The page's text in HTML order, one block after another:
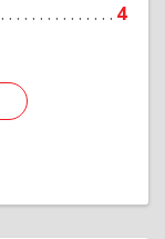
4
Подробнее